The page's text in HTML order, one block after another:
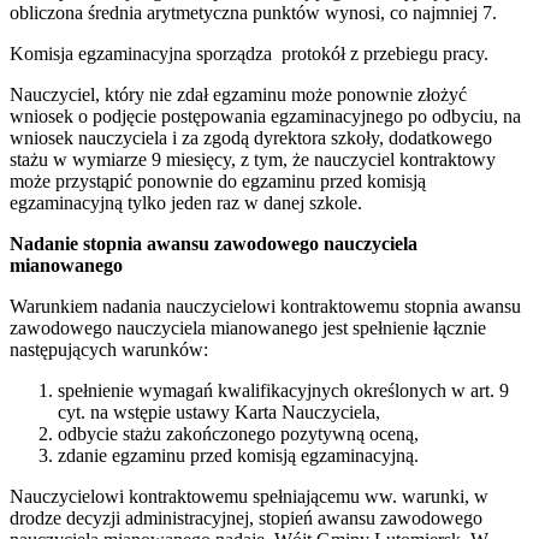
obliczona średnia arytmetyczna punktów wynosi, co najmniej 7.
Komisja egzaminacyjna sporządza protokół z przebiegu pracy.
Nauczyciel, który nie zdał egzaminu może ponownie złożyć
wniosek o podjęcie postępowania egzaminacyjnego po odbyciu, na
wniosek nauczyciela i za zgodą dyrektora szkoły, dodatkowego
stażu w wymiarze 9 miesięcy, z tym, że nauczyciel kontraktowy
może przystąpić ponownie do egzaminu przed komisją
egzaminacyjną tylko jeden raz w danej szkole.
Nadanie stopnia awansu zawodowego nauczyciela
mianowanego
Warunkiem nadania nauczycielowi kontraktowemu stopnia awansu
zawodowego nauczyciela mianowanego jest spełnienie łącznie
następujących warunków:
spełnienie wymagań kwalifikacyjnych określonych w art. 9
cyt. na wstępie ustawy Karta Nauczyciela,
odbycie stażu zakończonego pozytywną oceną,
zdanie egzaminu przed komisją egzaminacyjną.
Nauczycielowi kontraktowemu spełniającemu ww. warunki, w
drodze decyzji administracyjnej, stopień awansu zawodowego